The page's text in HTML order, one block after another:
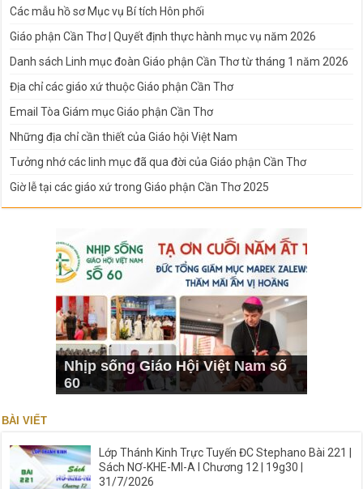
Các mẫu hồ sơ Mục vụ Bí tích Hôn phối
Giáo phận Cần Thơ | Quyết định thực hành mục vụ năm 2026
Danh sách Linh mục đoàn Giáo phận Cần Thơ từ tháng 1 năm 2026
Địa chỉ các giáo xứ thuộc Giáo phận Cần Thơ
Email Tòa Giám mục Giáo phận Cần Thơ
Những địa chỉ cần thiết của Giáo hội Việt Nam
Tưởng nhớ các linh mục đã qua đời của Giáo phận Cần Thơ
Giờ lễ tại các giáo xứ trong Giáo phận Cần Thơ 2025
Nhịp sống Giáo Hội Việt Nam số
60
BÀI VIẾT
Lớp Thánh Kinh Trực Tuyến ĐC Stephano Bài 221 |
Sách NƠ-KHE-MI-A I Chương 12 | 19g30 |
31/7/2026